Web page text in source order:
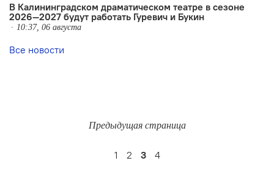
В Калининградском драматическом театре в сезоне
2026—2027 будут работать Гуревич и Букин
10:37, 06 августа
Все новости
Предыдущая страница
1 2 3 4